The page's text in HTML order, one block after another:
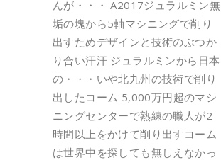
んが・・・ A2017ジュラルミン無
垢の塊から5軸マシニングで削り
出すためデザインと技術のぶつか
り合い汗汗 ジュラルミンから日本
の・・・いや北九州の技術で削り
出したコーム 5,000万円超のマシ
ニングセンターで熟練の職人が2
時間以上をかけて削り出すコーム
は世界中を探しても無しえなかっ